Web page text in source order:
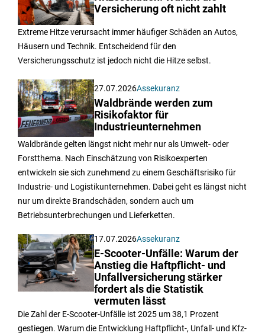
Versicherung oft nicht zahlt
Extreme Hitze verursacht immer häufiger Schäden an Autos,
Häusern und Technik. Entscheidend für den
Versicherungsschutz ist jedoch nicht die Hitze selbst.
27.07.2026Assekuranz
Waldbrände werden zum
Risikofaktor für
Industrieunternehmen
Waldbrände gelten längst nicht mehr nur als Umwelt- oder
Forstthema. Nach Einschätzung von Risikoexperten
entwickeln sie sich zunehmend zu einem Geschäftsrisiko für
Industrie- und Logistikunternehmen. Dabei geht es längst nicht
nur um direkte Brandschäden, sondern auch um
Betriebsunterbrechungen und Lieferketten.
17.07.2026Assekuranz
E-Scooter-Unfälle: Warum der
Anstieg die Haftpflicht- und
Unfallversicherung stärker
fordert als die Statistik
vermuten lässt
Die Zahl der E-Scooter-Unfälle ist 2025 um 38,1 Prozent
gestiegen. Warum die Entwicklung Haftpflicht-, Unfall- und Kfz-